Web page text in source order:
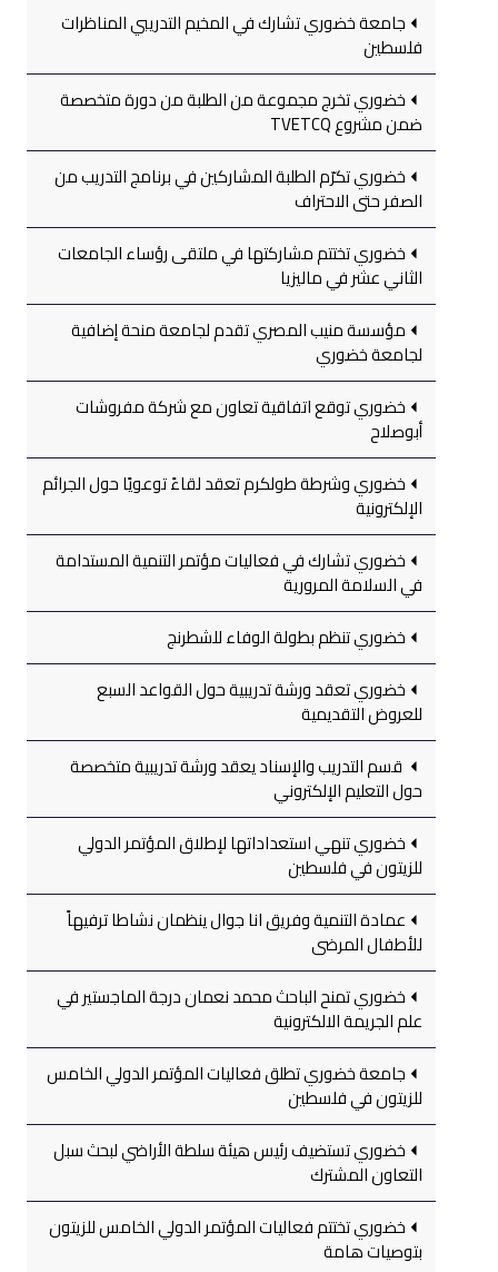
جامعة خضوري تشارك في المخيم التدريبي المناظرات
فلسطين
خضوري تخرج مجموعة من الطلبة من دورة متخصصة
ضمن مشروع TVETCQ
خضوري تكرّم الطلبة المشاركين في برنامج التدريب من
الصفر حتى الاحتراف
خضوري تختتم مشاركتها في ملتقى رؤساء الجامعات
الثاني عشر في ماليزيا
مؤسسة منيب المصري تقدم لجامعة منحة إضافية
لجامعة خضوري
خضوري توقع اتفاقية تعاون مع شركة مفروشات
أبوصلاح
خضوري وشرطة طولكرم تعقد لقاءً توعويًا حول الجرائم
الإلكترونية
خضوري تشارك في فعاليات مؤتمر التنمية المستدامة
في السلامة المرورية
خضوري تنظم بطولة الوفاء للشطرنج
خضوري تعقد ورشة تدريبية حول القواعد السبع
للعروض التقديمية
قسم التدريب والإسناد يعقد ورشة تدريبية متخصصة
حول التعليم الإلكتروني
خضوري تنهي استعداداتها لإطلاق المؤتمر الدولي
للزيتون في فلسطين
عمادة التنمية وفريق انا جوال ينظمان نشاطا ترفيهاً
للأطفال المرضى
خضوري تمنح الباحث محمد نعمان درجة الماجستير في
علم الجريمة الالكترونية
جامعة خضوري تطلق فعاليات المؤتمر الدولي الخامس
للزيتون في فلسطين
خضوري تستضيف رئيس هيئة سلطة الأراضي لبحث سبل
التعاون المشترك
خضوري تختتم فعاليات المؤتمر الدولي الخامس للزيتون
بتوصيات هامة